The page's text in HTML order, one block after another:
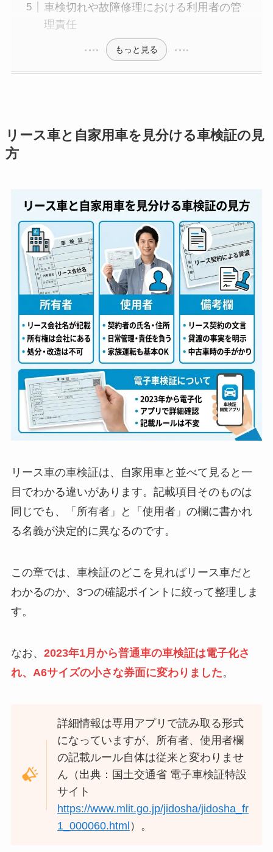
車検切れや故障修理における利用者の管
理責任
もっと見る
リース車と自家用車を見分ける車検証の見
方
リース車の車検証は、自家用車と並べて見ると一
目でわかる違いがあります。記載項目そのものは
同じでも、「所有者」と「使用者」の欄に書かれ
る名義が決定的に異なるのです。
この章では、車検証のどこを見ればリース車だと
わかるのか、3つの確認ポイントに絞って整理しま
す。
なお、 2023年1月から普通車の車検証は電子化さ
れ、A6サイズの小さな券面に変わりました。
詳細情報は専用アプリで読み取る形式
になっていますが、所有者、使用者欄
の記載ルール自体は従来と変わりませ
ん（出典：国土交通省 電子車検証特設
サイト
https://www.mlit.go.jp/jidosha/jidosha_fr
1_000060.html ）。